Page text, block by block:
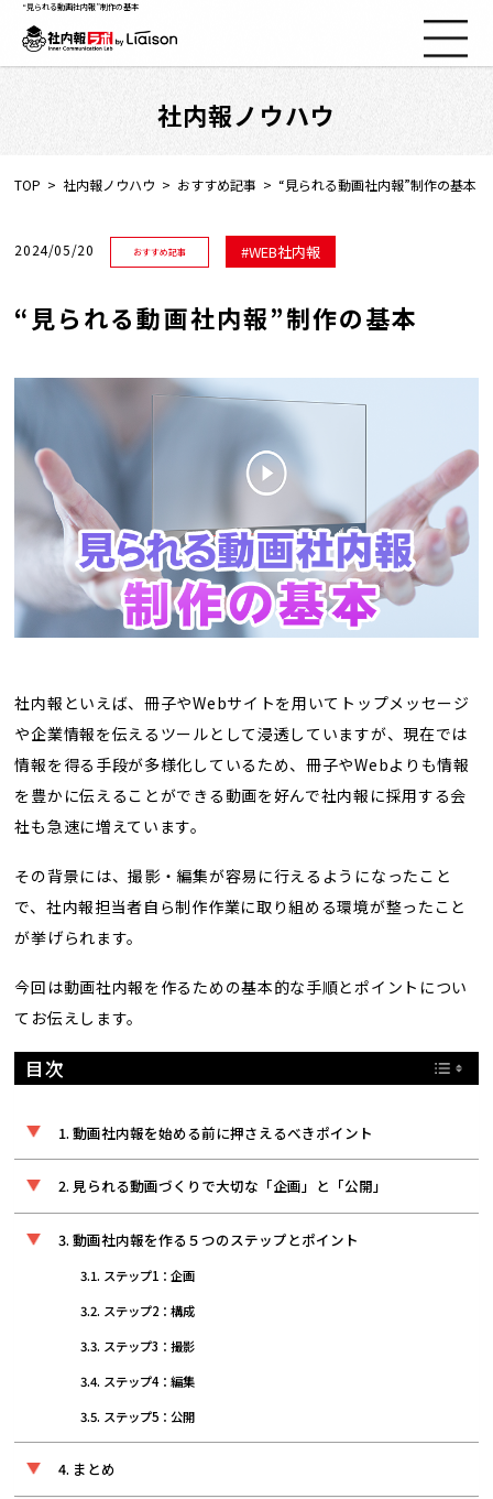
社内報ノウハウ
セミナー情報
Web社内報
資料コーナー
動画コーナー
支援実績
トレンド用語集
社長ブログ
“見られる動画社内報”制作の基本
社内報ノウハウ
TOP 社内報ノウハウ おすすめ記事 “見られる動画社内報”制作の基本
2024/05/20 おすすめ記事 WEB社内報
“見られる動画社内報”制作の基本
社内報といえば、冊子やWebサイトを用いてトップメッセージ
や企業情報を伝えるツールとして浸透していますが、現在では
情報を得る手段が多様化しているため、冊子やWebよりも情報
を豊かに伝えることができる動画を好んで社内報に採用する会
社も急速に増えています。
その背景には、撮影・編集が容易に行えるようになったこと
で、社内報担当者自ら制作作業に取り組める環境が整ったこと
が挙げられます。
今回は動画社内報を作るための基本的な手順とポイントについ
てお伝えします。
目次
動画社内報を始める前に押さえるべきポイント
見られる動画づくりで大切な「企画」と「公開」
動画社内報を作る５つのステップとポイント
ステップ1：企画
ステップ2：構成
ステップ3：撮影
ステップ4：編集
ステップ5：公開
まとめ